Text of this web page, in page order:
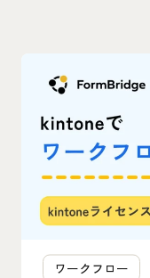
ワークフロー